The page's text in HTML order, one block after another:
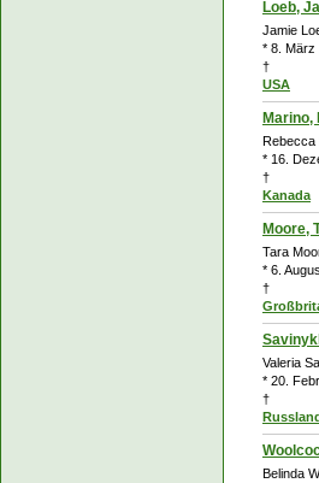
Loeb,
Jamie
* 8. März
†
USA
Marino,
Rebecca
* 16.
†
Kanada
Moore,
Tara
* 6.
†
Valeria
* 20.
†
Belinda